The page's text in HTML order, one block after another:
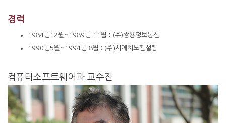
경력
1984년12월~1989년 11월 : (주)쌍용정보통신
1990년5월~1994년 8월 : (주)시에치노컨설팅
컴퓨터소프트웨어과 교수진